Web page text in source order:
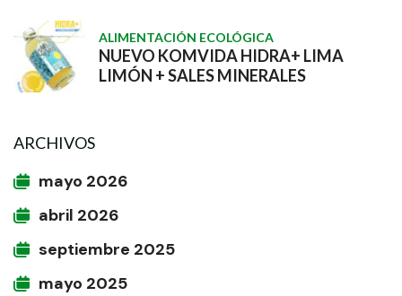
ALIMENTACIÓN ECOLÓGICA
NUEVO KOMVIDA HIDRA+ LIMA
LIMÓN + SALES MINERALES
ARCHIVOS
mayo 2026
abril 2026
septiembre 2025
mayo 2025